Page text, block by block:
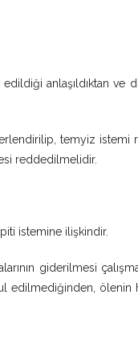
anlaşıldıktan ve
temyiz
reddedilmelidir.
istemine ilişkindir.
giderilmesi
edilmediğinden, ölenin